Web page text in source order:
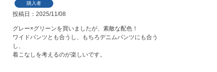
購入者
投稿日 2025/11/08
グレー×グリーンを買いましたが、素敵な配色！
ワイドパンツとも合うし、もちろデニムパンツにも合う
し、
着こなしを考えるのが楽しいです。